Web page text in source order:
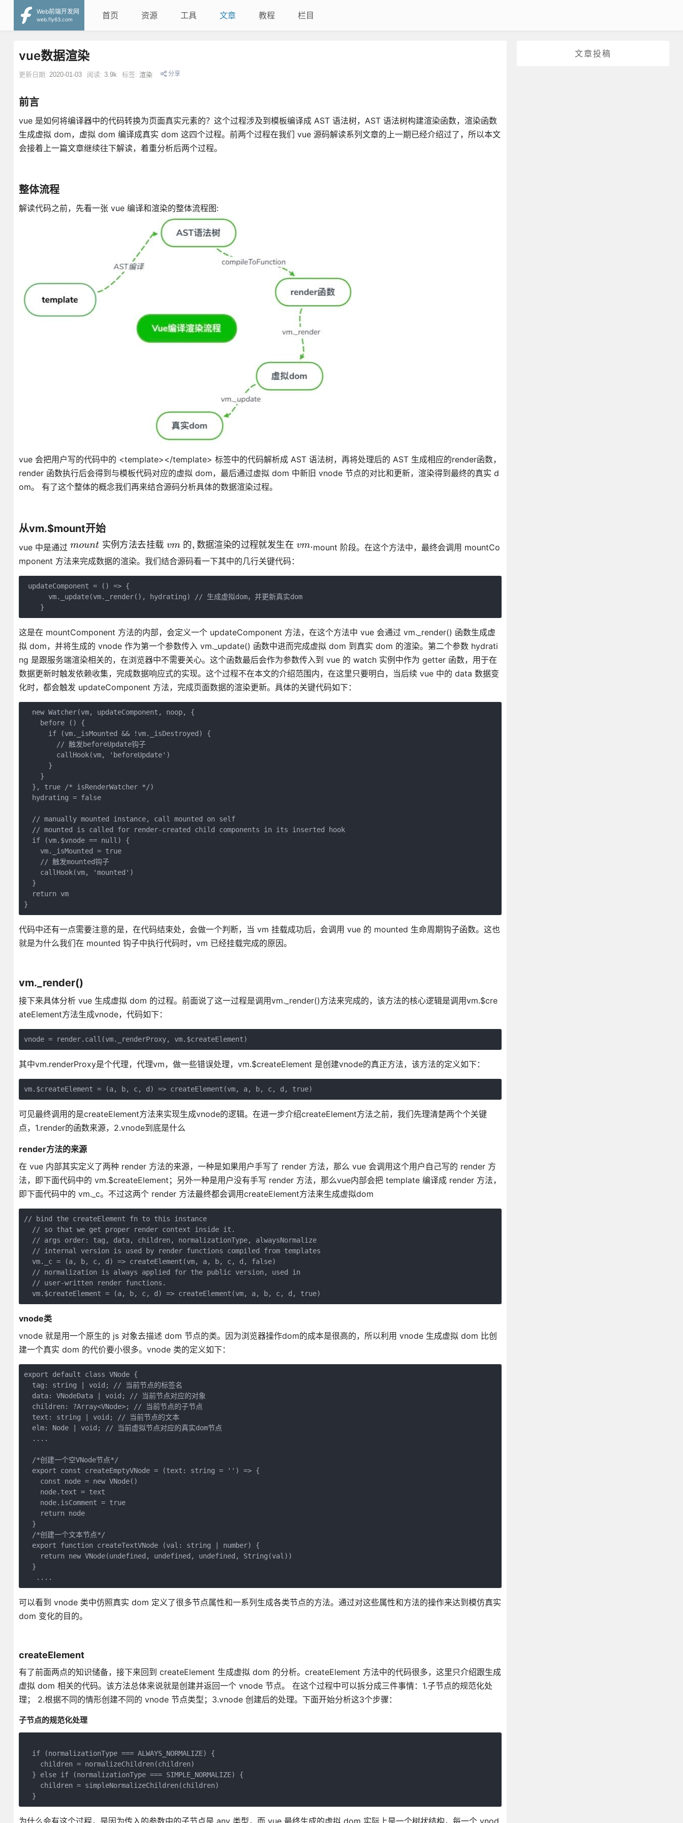
Web前端开发网
web.fly63.com
首页 资源 工具 文章 教程 栏目
文章投稿
vue数据渲染
更新日期: 2020-01-03 阅读: 3.9k 标签: 渲染 分享
前言
vue 是如何将编译器中的代码转换为页面真实元素的？这个过程涉及到模板编译成 AST 语法树，AST 语法树构建渲染函数，渲染函数
生成虚拟 dom，虚拟 dom 编译成真实 dom 这四个过程。前两个过程在我们 vue 源码解读系列文章的上一期已经介绍过了，所以本文
会接着上一篇文章继续往下解读，着重分析后两个过程。
整体流程
解读代码之前，先看一张 vue 编译和渲染的整体流程图:
vue 会把用户写的代码中的 <template></template> 标签中的代码解析成 AST 语法树，再将处理后的 AST 生成相应的render函数，
render 函数执行后会得到与模板代码对应的虚拟 dom，最后通过虚拟 dom 中新旧 vnode 节点的对比和更新，渲染得到最终的真实 d
om。 有了这个整体的概念我们再来结合源码分析具体的数据渲染过程。
从vm.$mount开始
vue 中是通过 实例方法去挂载 的 数据渲染的过程就发生在
mount 阶段。在这个方法中，最终会调用 mountCo
mponent 方法来完成数据的渲染。我们结合源码看一下其中的几行关键代码：
updateComponent = () => {
      vm._update(vm._render(), hydrating) // 生成虚拟dom，并更新真实dom
这是在 mountComponent 方法的内部，会定义一个 updateComponent 方法，在这个方法中 vue 会通过 vm._render() 函数生成虚
拟 dom，并将生成的 vnode 作为第一个参数传入 vm._update() 函数中进而完成虚拟 dom 到真实 dom 的渲染。第二个参数 hydrati
ng 是跟服务端渲染相关的，在浏览器中不需要关心。这个函数最后会作为参数传入到 vue 的 watch 实例中作为 getter 函数，用于在
数据更新时触发依赖收集，完成数据响应式的实现。这个过程不在本文的介绍范围内，在这里只要明白，当后续 vue 中的 data 数据变
化时，都会触发 updateComponent 方法，完成页面数据的渲染更新。具体的关键代码如下：
  new Watcher(vm, updateComponent, noop, {
    before () {
      if (vm._isMounted && !vm._isDestroyed) {
        // 触发beforeUpdate钩子
        callHook(vm, 'beforeUpdate')
      }
    }
  }, true /* isRenderWatcher */)
  hydrating = false
  // manually mounted instance, call mounted on self
  // mounted is called for render-created child components in its inserted hook
  if (vm.$vnode == null) {
    vm._isMounted = true
    // 触发mounted钩子
    callHook(vm, 'mounted')
  }
  return vm
代码中还有一点需要注意的是，在代码结束处，会做一个判断，当 vm 挂载成功后，会调用 vue 的 mounted 生命周期钩子函数。这也
就是为什么我们在 mounted 钩子中执行代码时，vm 已经挂载完成的原因。
vm._render()
接下来具体分析 vue 生成虚拟 dom 的过程。前面说了这一过程是调用vm._render()方法来完成的，该方法的核心逻辑是调用vm.$cre
ateElement方法生成vnode，代码如下：
其中vm.renderProxy是个代理，代理vm，做一些错误处理，vm.$createElement 是创建vnode的真正方法，该方法的定义如下：
可见最终调用的是createElement方法来实现生成vnode的逻辑。在进一步介绍createElement方法之前，我们先理清楚两个个关键
点，1.render的函数来源，2.vnode到底是什么
render方法的来源
在 vue 内部其实定义了两种 render 方法的来源，一种是如果用户手写了 render 方法，那么 vue 会调用这个用户自己写的 render 方
法，即下面代码中的 vm.$createElement；另外一种是用户没有手写 render 方法，那么vue内部会把 template 编译成 render 方法，
即下面代码中的 vm._c。不过这两个 render 方法最终都会调用createElement方法来生成虚拟dom
// bind the createElement fn to this instance
  // so that we get proper render context inside it.
  // args order: tag, data, children, normalizationType, alwaysNormalize
  // internal version is used by render functions compiled from templates
  vm._c = (a, b, c, d) => createElement(vm, a, b, c, d, false)
  // normalization is always applied for the public version, used in
  // user-written render functions.
vnode类
vnode 就是用一个原生的 js 对象去描述 dom 节点的类。因为浏览器操作dom的成本是很高的，所以利用 vnode 生成虚拟 dom 比创
建一个真实 dom 的代价要小很多。vnode 类的定义如下：
export default class VNode {
  tag: string | void; // 当前节点的标签名
  data: VNodeData | void; // 当前节点对应的对象
  children: ?Array<VNode>; // 当前节点的子节点
  text: string | void; // 当前节点的文本
  elm: Node | void; // 当前虚拟节点对应的真实dom节点
  ....
  /*创建一个空VNode节点*/
  export const createEmptyVNode = (text: string = '') => {
    const node = new VNode()
    node.text = text
    node.isComment = true
    return node
  }
  /*创建一个文本节点*/
  export function createTextVNode (val: string | number) {
    return new VNode(undefined, undefined, undefined, String(val))
  }
可以看到 vnode 类中仿照真实 dom 定义了很多节点属性和一系列生成各类节点的方法。通过对这些属性和方法的操作来达到模仿真实
dom 变化的目的。
createElement
有了前面两点的知识储备，接下来回到 createElement 生成虚拟 dom 的分析。createElement 方法中的代码很多，这里只介绍跟生成
虚拟 dom 相关的代码。该方法总体来说就是创建并返回一个 vnode 节点。 在这个过程中可以拆分成三件事情：1.子节点的规范化处
理； 2.根据不同的情形创建不同的 vnode 节点类型；3.vnode 创建后的处理。下面开始分析这3个步骤：
子节点的规范化处理
  if (normalizationType === ALWAYS_NORMALIZE) {
    children = normalizeChildren(children)
  } else if (normalizationType === SIMPLE_NORMALIZE) {
    children = simpleNormalizeChildren(children)
为什么会有这个过程，是因为传入的参数中的子节点是 any 类型，而 vue 最终生成的虚拟 dom 实际上是一个树状结构，每一个 vnod